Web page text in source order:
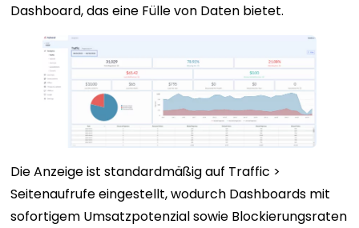
Dashboard, das eine Fülle von Daten bietet.
Die Anzeige ist standardmäßig auf Traffic >
Seitenaufrufe eingestellt, wodurch Dashboards mit
sofortigem Umsatzpotenzial sowie Blockierungsraten